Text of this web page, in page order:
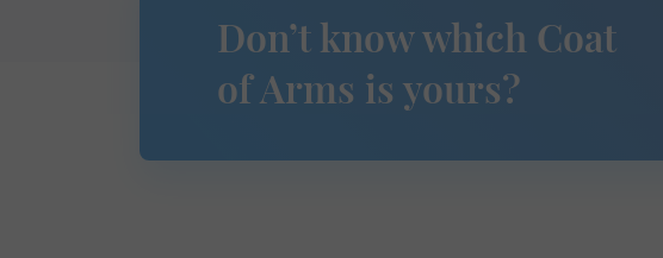
Don’t know which Coat
of Arms is yours?